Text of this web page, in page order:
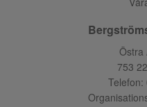
Östra
753
Telefon: